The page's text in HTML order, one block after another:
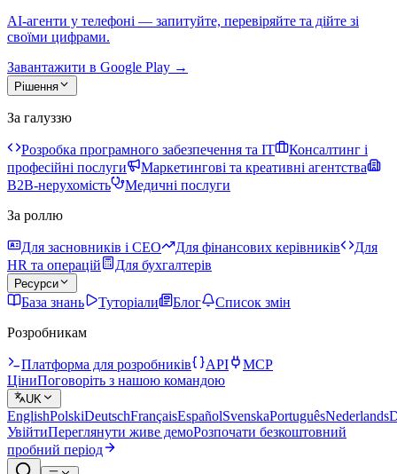
AI-агенти у телефоні — запитуйте, перевіряйте та дійте зі
своїми цифрами.
Завантажити в Google Play →
Рішення
За галуззю
Розробка програмного забезпечення та IT
Консалтинг і
професійні послуги
Маркетингові та креативні агентства
B2B-нерухомість
Медичні послуги
За роллю
Для засновників і CEO Для фінансових керівників
Для
HR та операцій
Для бухгалтерів
Ресурси
База знань Туторіали Блог
Список змін
Розробникам
Платформа для розробників API
MCP
ЦіниПоговоріть з нашою командою
UK
EnglishPolskiDeutschFrançaisEspañolSvenskaPortuguêsNederlands
УвійтиПереглянути живе демоРозпочати безкоштовний
пробний період